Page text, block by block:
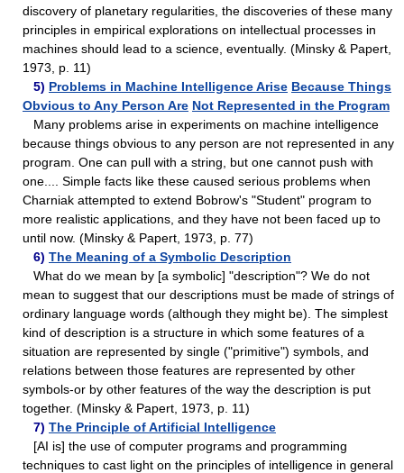
discovery of planetary regularities, the discoveries of these many
principles in empirical explorations on intellectual processes in
machines should lead to a science, eventually. (Minsky & Papert,
1973, p. 11)
5) Problems in Machine Intelligence Arise Because Things
Obvious to Any Person Are Not Represented in the Program
Many problems arise in experiments on machine intelligence
because things obvious to any person are not represented in any
program. One can pull with a string, but one cannot push with
one.... Simple facts like these caused serious problems when
Charniak attempted to extend Bobrow's "Student" program to
more realistic applications, and they have not been faced up to
until now. (Minsky & Papert, 1973, p. 77)
6) The Meaning of a Symbolic Description
What do we mean by [a symbolic] "description"? We do not
mean to suggest that our descriptions must be made of strings of
ordinary language words (although they might be). The simplest
kind of description is a structure in which some features of a
situation are represented by single ("primitive") symbols, and
relations between those features are represented by other
symbols-or by other features of the way the description is put
together. (Minsky & Papert, 1973, p. 11)
7) The Principle of Artificial Intelligence
[AI is] the use of computer programs and programming
techniques to cast light on the principles of intelligence in general